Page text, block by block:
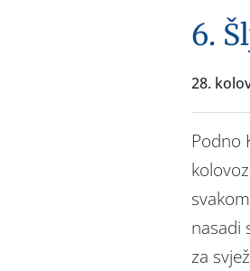
6.
28.
Podno
nasadi
za